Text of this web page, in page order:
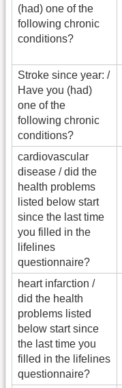
(had) one of the
following chronic
conditions?
Stroke since year: /
Have you (had)
one of the
following chronic
conditions?
cardiovascular
disease / did the
health problems
listed below start
since the last time
you filled in the
lifelines
questionnaire?
heart infarction /
did the health
problems listed
below start since
the last time you
filled in the lifelines
questionnaire?